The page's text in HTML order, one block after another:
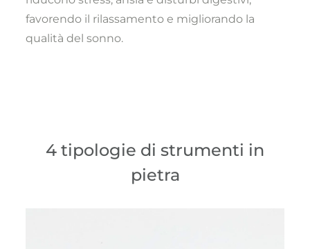
favorendo il rilassamento e migliorando la
qualità del sonno.
4 tipologie di strumenti in
pietra